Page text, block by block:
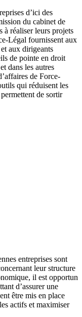
d’ici des
du cabinet de
à réaliser leurs projets
Légal fournissent aux
aux dirigeants
de pointe en droit
dans les autres
de Force-
qui réduisent les
de sortir
entreprises sont
leur structure
il est opportun
d’assurer une
être mis en place
actifs et maximiser